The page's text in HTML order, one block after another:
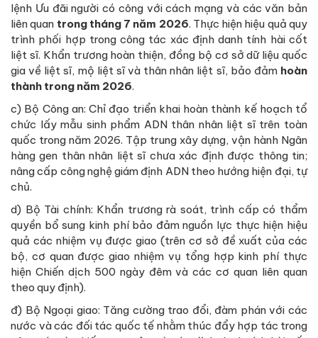
lệnh Ưu đãi người có công với cách mạng và các văn bản
liên quan trong tháng 7 năm 2026. Thực hiện hiệu quả quy
trình phối hợp trong công tác xác định danh tính hài cốt
liệt sĩ. Khẩn trương hoàn thiện, đồng bộ cơ sở dữ liệu quốc
gia về liệt sĩ, mộ liệt sĩ và thân nhân liệt sĩ, bảo đảm hoàn
thành trong năm 2026.
c) Bộ Công an: Chỉ đạo triển khai hoàn thành kế hoạch tổ
chức lấy mẫu sinh phẩm ADN thân nhân liệt sĩ trên toàn
quốc trong năm 2026. Tập trung xây dựng, vận hành Ngân
hàng gen thân nhân liệt sĩ chưa xác định được thông tin;
nâng cấp công nghệ giám định ADN theo hướng hiện đại, tự
chủ.
d) Bộ Tài chính: Khẩn trương rà soát, trình cấp có thẩm
quyền bổ sung kinh phí bảo đảm nguồn lực thực hiện hiệu
quả các nhiệm vụ được giao (trên cơ sở đề xuất của các
bộ, cơ quan được giao nhiệm vụ tổng hợp kinh phí thực
hiện Chiến dịch 500 ngày đêm và các cơ quan liên quan
theo quy định).
đ) Bộ Ngoại giao: Tăng cường trao đổi, đàm phán với các
nước và các đối tác quốc tế nhằm thúc đẩy hợp tác trong